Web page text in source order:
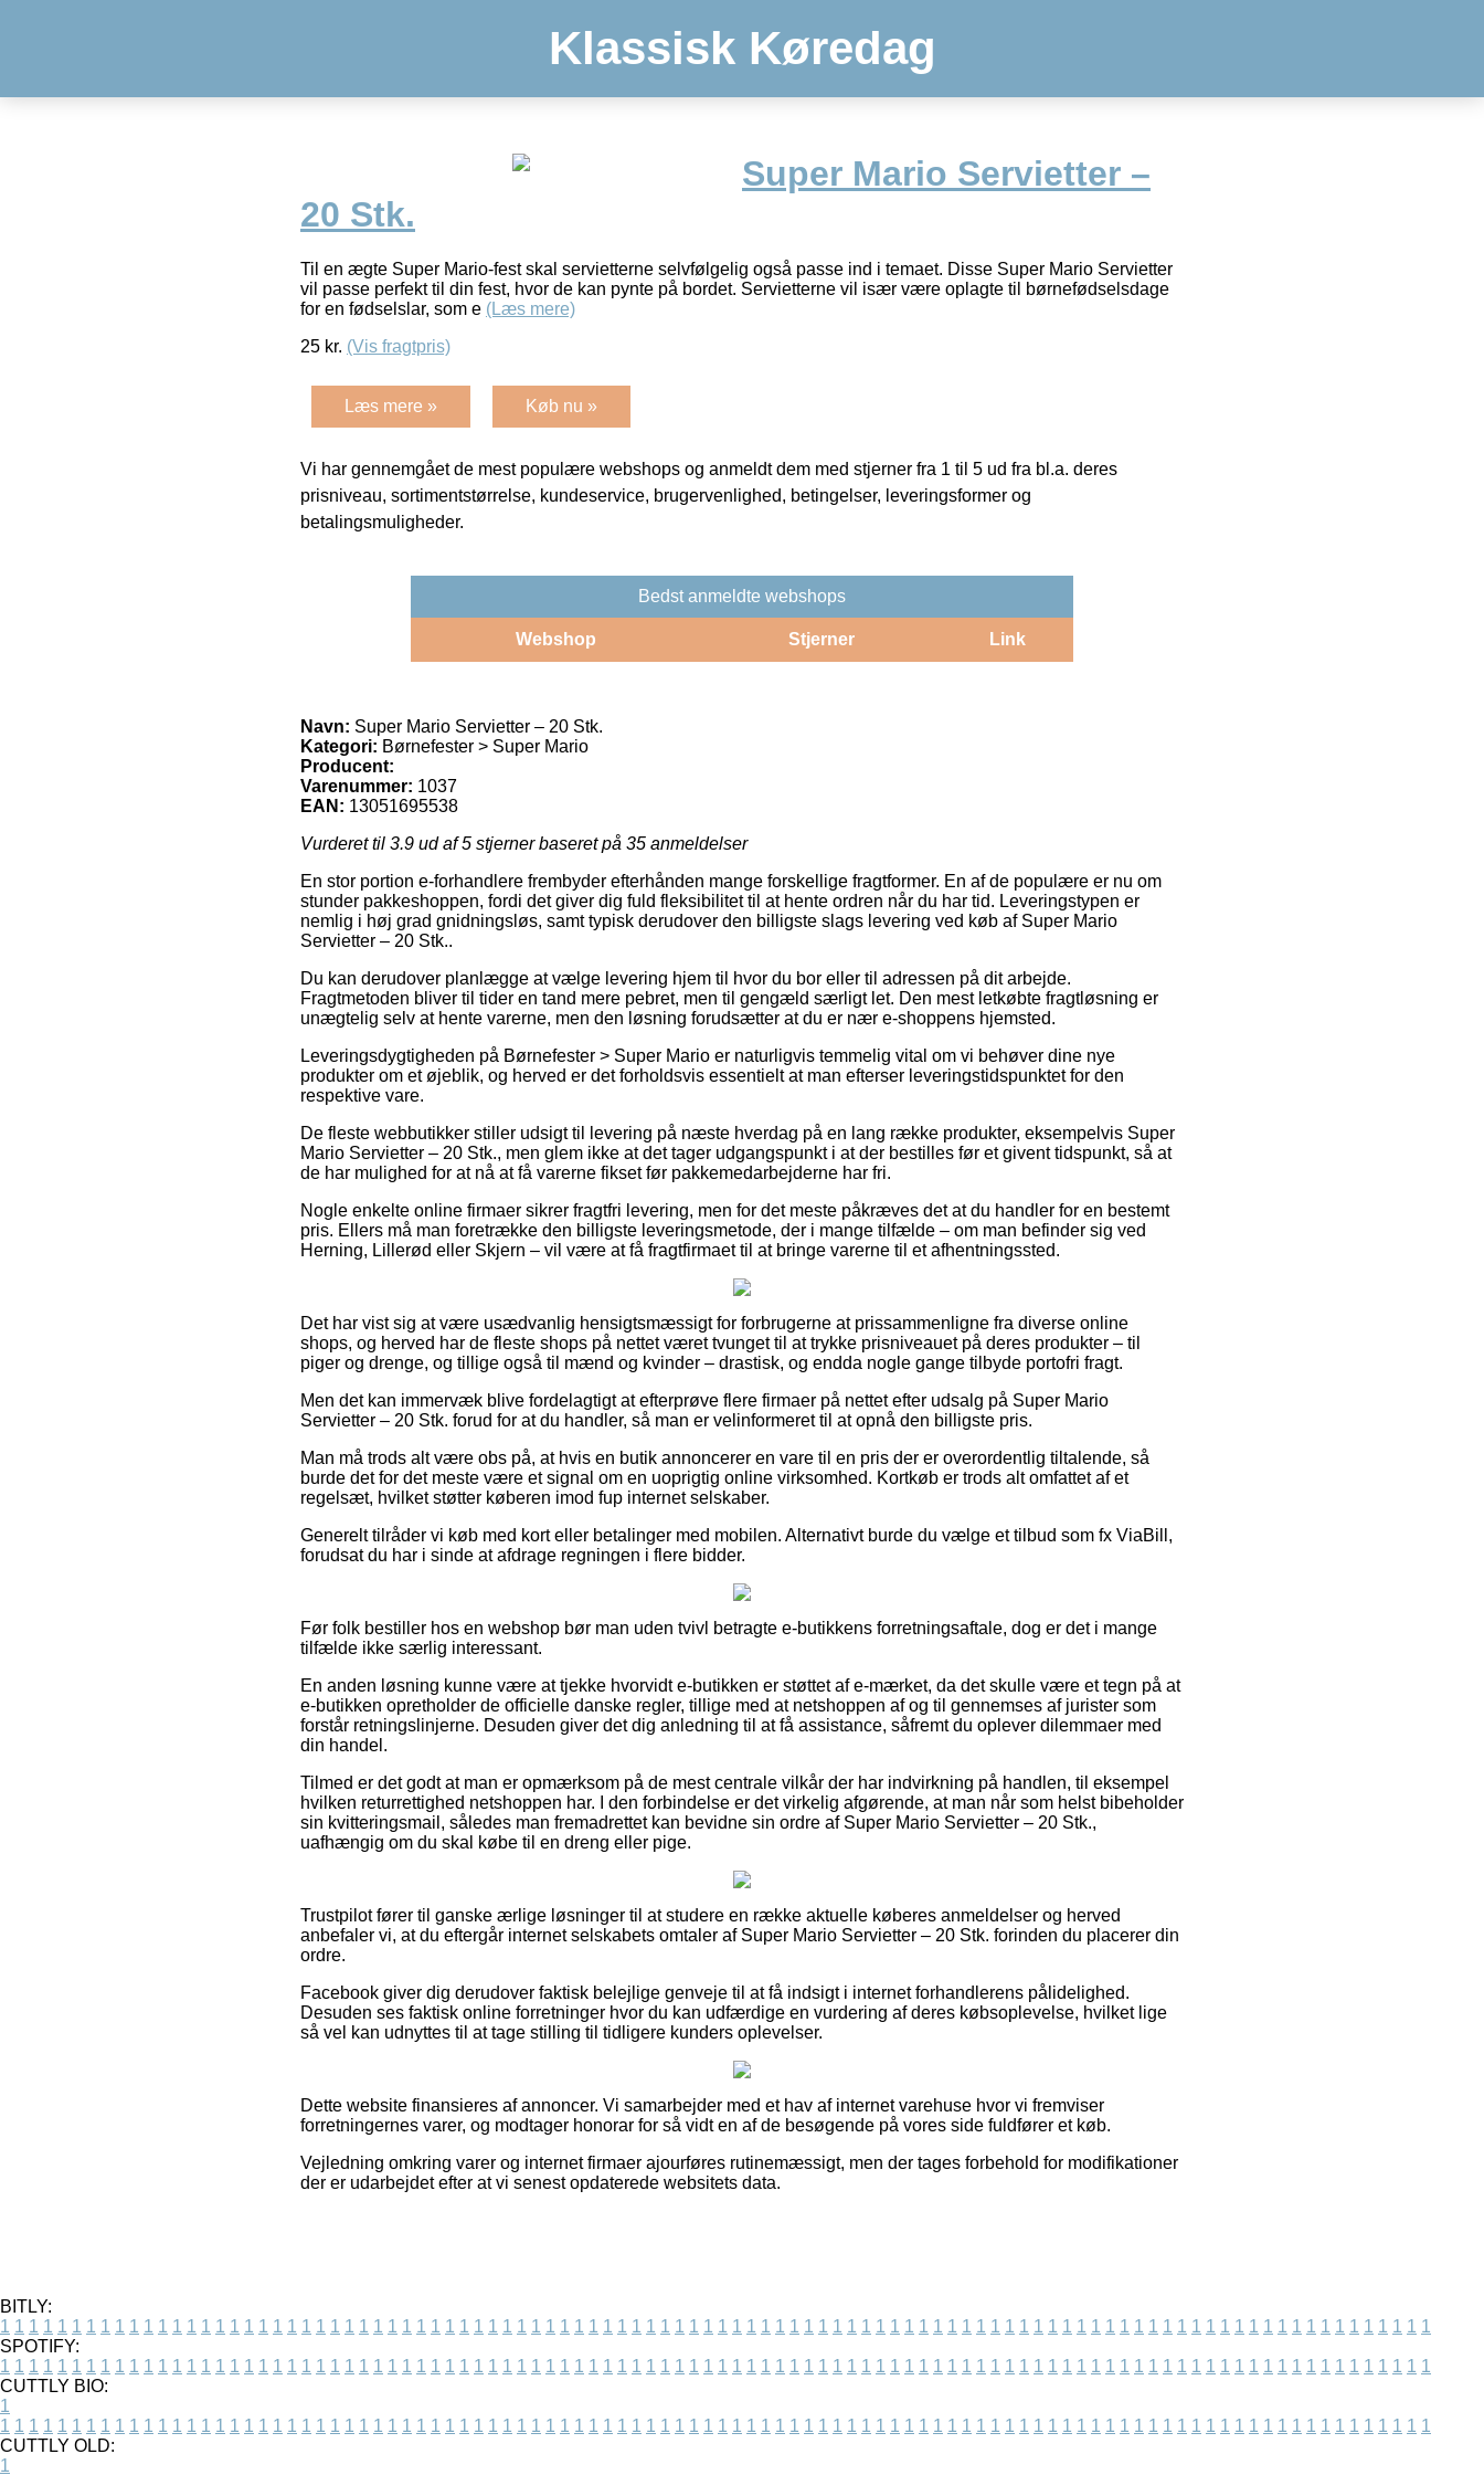
Klassisk Køredag
Super Mario Servietter –
20 Stk.
Til en ægte Super Mario-fest skal servietterne selvfølgelig også passe ind i temaet. Disse Super Mario Servietter
vil passe perfekt til din fest, hvor de kan pynte på bordet. Servietterne vil især være oplagte til børnefødselsdage
for en fødselslar, som e (Læs mere)
25 kr. (Vis fragtpris)
Læs mere » Køb nu »
Vi har gennemgået de mest populære webshops og anmeldt dem med stjerner fra 1 til 5 ud fra bl.a. deres
prisniveau, sortimentstørrelse, kundeservice, brugervenlighed, betingelser, leveringsformer og
betalingsmuligheder.
Bedst anmeldte webshops
Webshop Stjerner Link
Navn: Super Mario Servietter – 20 Stk.
Kategori: Børnefester > Super Mario
Producent:
Varenummer: 1037
EAN: 13051695538
Vurderet til 3.9 ud af 5 stjerner baseret på 35 anmeldelser
En stor portion e-forhandlere frembyder efterhånden mange forskellige fragtformer. En af de populære er nu om
stunder pakkeshoppen, fordi det giver dig fuld fleksibilitet til at hente ordren når du har tid. Leveringstypen er
nemlig i høj grad gnidningsløs, samt typisk derudover den billigste slags levering ved køb af Super Mario
Servietter – 20 Stk..
Du kan derudover planlægge at vælge levering hjem til hvor du bor eller til adressen på dit arbejde.
Fragtmetoden bliver til tider en tand mere pebret, men til gengæld særligt let. Den mest letkøbte fragtløsning er
unægtelig selv at hente varerne, men den løsning forudsætter at du er nær e-shoppens hjemsted.
Leveringsdygtigheden på Børnefester > Super Mario er naturligvis temmelig vital om vi behøver dine nye
produkter om et øjeblik, og herved er det forholdsvis essentielt at man efterser leveringstidspunktet for den
respektive vare.
De fleste webbutikker stiller udsigt til levering på næste hverdag på en lang række produkter, eksempelvis Super
Mario Servietter – 20 Stk., men glem ikke at det tager udgangspunkt i at der bestilles før et givent tidspunkt, så at
de har mulighed for at nå at få varerne fikset før pakkemedarbejderne har fri.
Nogle enkelte online firmaer sikrer fragtfri levering, men for det meste påkræves det at du handler for en bestemt
pris. Ellers må man foretrække den billigste leveringsmetode, der i mange tilfælde – om man befinder sig ved
Herning, Lillerød eller Skjern – vil være at få fragtfirmaet til at bringe varerne til et afhentningssted.
Det har vist sig at være usædvanlig hensigtsmæssigt for forbrugerne at prissammenligne fra diverse online
shops, og herved har de fleste shops på nettet været tvunget til at trykke prisniveauet på deres produkter – til
piger og drenge, og tillige også til mænd og kvinder – drastisk, og endda nogle gange tilbyde portofri fragt.
Men det kan immervæk blive fordelagtigt at efterprøve flere firmaer på nettet efter udsalg på Super Mario
Servietter – 20 Stk. forud for at du handler, så man er velinformeret til at opnå den billigste pris.
Man må trods alt være obs på, at hvis en butik annoncerer en vare til en pris der er overordentlig tiltalende, så
burde det for det meste være et signal om en uoprigtig online virksomhed. Kortkøb er trods alt omfattet af et
regelsæt, hvilket støtter køberen imod fup internet selskaber.
Generelt tilråder vi køb med kort eller betalinger med mobilen. Alternativt burde du vælge et tilbud som fx ViaBill,
forudsat du har i sinde at afdrage regningen i flere bidder.
Før folk bestiller hos en webshop bør man uden tvivl betragte e-butikkens forretningsaftale, dog er det i mange
tilfælde ikke særlig interessant.
En anden løsning kunne være at tjekke hvorvidt e-butikken er støttet af e-mærket, da det skulle være et tegn på at
e-butikken opretholder de officielle danske regler, tillige med at netshoppen af og til gennemses af jurister som
forstår retningslinjerne. Desuden giver det dig anledning til at få assistance, såfremt du oplever dilemmaer med
din handel.
Tilmed er det godt at man er opmærksom på de mest centrale vilkår der har indvirkning på handlen, til eksempel
hvilken returrettighed netshoppen har. I den forbindelse er det virkelig afgørende, at man når som helst bibeholder
sin kvitteringsmail, således man fremadrettet kan bevidne sin ordre af Super Mario Servietter – 20 Stk.,
uafhængig om du skal købe til en dreng eller pige.
Trustpilot fører til ganske ærlige løsninger til at studere en række aktuelle køberes anmeldelser og herved
anbefaler vi, at du eftergår internet selskabets omtaler af Super Mario Servietter – 20 Stk. forinden du placerer din
ordre.
Facebook giver dig derudover faktisk belejlige genveje til at få indsigt i internet forhandlerens pålidelighed.
Desuden ses faktisk online forretninger hvor du kan udfærdige en vurdering af deres købsoplevelse, hvilket lige
så vel kan udnyttes til at tage stilling til tidligere kunders oplevelser.
Dette website finansieres af annoncer. Vi samarbejder med et hav af internet varehuse hvor vi fremviser
forretningernes varer, og modtager honorar for så vidt en af de besøgende på vores side fuldfører et køb.
Vejledning omkring varer og internet firmaer ajourføres rutinemæssigt, men der tages forbehold for modifikationer
der er udarbejdet efter at vi senest opdaterede websitets data.
BITLY:
1 1 1 1 1 1 1 1 1 1 1 1 1 1 1 1 1 1 1 1 1 1 1 1 1 1 1 1 1 1 1 1 1 1 1 1 1 1 1 1 1 1 1 1 1 1 1 1 1 1 1 1 1 1 1 1 1 1 1 1 1 1 1 1 1 1 1 1 1 1 1 1 1 1 1 1 1 1 1 1 1 1 1 1 1 1 1 1 1 1 1 1 1 1 1 1 1 1 1 1
SPOTIFY:
1 1 1 1 1 1 1 1 1 1 1 1 1 1 1 1 1 1 1 1 1 1 1 1 1 1 1 1 1 1 1 1 1 1 1 1 1 1 1 1 1 1 1 1 1 1 1 1 1 1 1 1 1 1 1 1 1 1 1 1 1 1 1 1 1 1 1 1 1 1 1 1 1 1 1 1 1 1 1 1 1 1 1 1 1 1 1 1 1 1 1 1 1 1 1 1 1 1 1 1
CUTTLY BIO:
1
1 1 1 1 1 1 1 1 1 1 1 1 1 1 1 1 1 1 1 1 1 1 1 1 1 1 1 1 1 1 1 1 1 1 1 1 1 1 1 1 1 1 1 1 1 1 1 1 1 1 1 1 1 1 1 1 1 1 1 1 1 1 1 1 1 1 1 1 1 1 1 1 1 1 1 1 1 1 1 1 1 1 1 1 1 1 1 1 1 1 1 1 1 1 1 1 1 1 1 1
CUTTLY OLD:
1